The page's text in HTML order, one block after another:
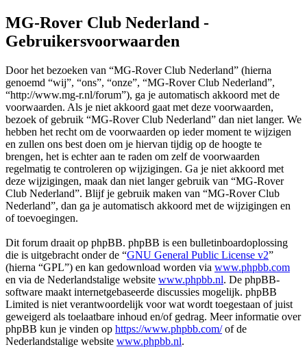
MG-Rover Club Nederland -
Gebruikersvoorwaarden
Door het bezoeken van “MG-Rover Club Nederland” (hierna
genoemd “wij”, “ons”, “onze”, “MG-Rover Club Nederland”,
“http://www.mg-r.nl/forum”), ga je automatisch akkoord met de
voorwaarden. Als je niet akkoord gaat met deze voorwaarden,
bezoek of gebruik “MG-Rover Club Nederland” dan niet langer. We
hebben het recht om de voorwaarden op ieder moment te wijzigen
en zullen ons best doen om je hiervan tijdig op de hoogte te
brengen, het is echter aan te raden om zelf de voorwaarden
regelmatig te controleren op wijzigingen. Ga je niet akkoord met
deze wijzigingen, maak dan niet langer gebruik van “MG-Rover
Club Nederland”. Blijf je gebruik maken van “MG-Rover Club
Nederland”, dan ga je automatisch akkoord met de wijzigingen en
of toevoegingen.
Dit forum draait op phpBB. phpBB is een bulletinboardoplossing
die is uitgebracht onder de “GNU General Public License v2”
(hierna “GPL”) en kan gedownload worden via www.phpbb.com
en via de Nederlandstalige website www.phpbb.nl. De phpBB-
software maakt internetgebaseerde discussies mogelijk. phpBB
Limited is niet verantwoordelijk voor wat wordt toegestaan of juist
geweigerd als toelaatbare inhoud en/of gedrag. Meer informatie over
phpBB kun je vinden op https://www.phpbb.com/of de
Nederlandstalige website www.phpbb.nl.